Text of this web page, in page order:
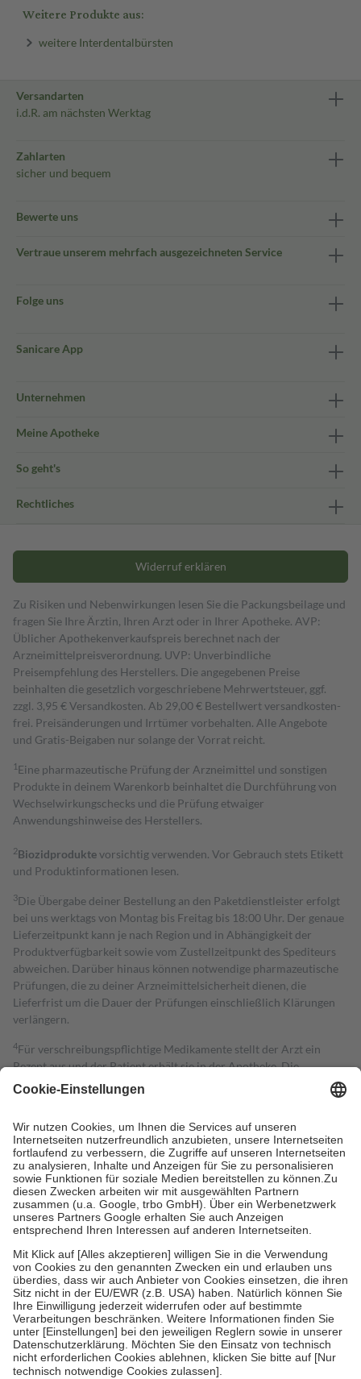
Weitere Produkte aus:
weitere Interdentalbürsten
Versandarten
i.d.R. am nächsten Werktag
Zahlarten
sicher und bequem
Bewerte uns
Vertraue unserem mehrfach ausgezeichneten Service
Folge uns
Sanicare App
Unternehmen
Meine Apotheke
So geht's
Rechtliches
Widerruf erklären
Zu Risiken und Nebenwirkungen lesen Sie die Packungsbeilage und
fragen Sie Ihre Ärztin, Ihren Arzt oder in Ihrer Apotheke. AVP:
Üblicher Apothekenverkaufspreis berechnet nach der
Arzneimittelpreisverordnung. UVP: Unverbindliche
Preisempfehlung des Herstellers. Die angegebenen Preise
beinhalten die gesetzlich vorgeschriebene Mehrwertsteuer, ggf.
zzgl. 3,95 € Versandkosten. Ab 29,00 € Bestell­wert versand­kosten­
frei. Preisänderungen und Irrtümer vorbehalten. Alle Angebote
und Gratis-Beigaben nur solange der Vorrat reicht.
1 Eine pharmazeutische Prüfung der Arzneimittel und sonstigen
Produkte in deinem Warenkorb beinhaltet die Durchführung von
Wechselwirkungschecks und die Prüfung etwaiger
Anwendungshinweise des Herstellers.
2Biozidproduktevorsichtig verwenden. Vor Gebrauch stets Etikett
und Produktinformationen lesen.
3Die Übergabe deiner Bestellung an den Paketdienstleister erfolgt
bei uns werktags von Montag bis Freitag bis 18:00 Uhr. Der genaue
Lieferzeitpunkt kann je nach Region und in Abhängigkeit der
Produktverfügbarkeit sowie vom Zustellzeitpunkt des Spediteurs
abweichen. Darüber hinaus können notwendige pharmazeutische
Prüfungen, die zu deiner Arzneimittelsicherheit dienen, die
Lieferfrist um die Dauer der Prüfungen einschließlich Klärungen
verlängern.
4Für verschreibungspflichtige Medikamente stellt der Arzt ein
Rezept aus und der Patient erhält sie in der Apotheke. Die
gesetzliche Krankenversicherung übernimmt in der Regel die
Kosten dafür, der Versicherte trägt einen Teil davon als Zuzahlung
Grundsätzlich leisten Mitglieder Zuzahlungen in Höhe von zehn
Prozent des Abgabepreises,mindestens jedochfünf Euround
höchstens zehn Euro.Es sind jedoch nie mehr als die tatsächlichen
Kosten der Leistung zu entrichten.
Diese Regeln gelten grundsätzlich auch für Online-Apotheken.
Bei Heilmitteln und häuslicher Krankenpflege beträgt die
Zuzahlung zehn Prozent der Kosten sowie zehn Euro je
Verordnung.
Um das Engagement der Versicherten für ihre eigene Gesundheit zu
stärken und die besondere Stellung der Familie zu unterstützen,
fallenkeine Zuzahlungenan bei:
• Kindern und Jugendlichen bis zum vollendeten 18. Lebensjahr
mit Ausnahme der Fahrkosten
• Untersuchungen zur Vorsorge und Früherkennung, die von der
GKV getragen werden